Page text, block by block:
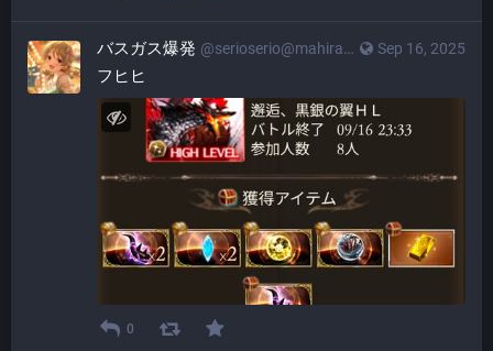
Sep 16, 2025
バスガス爆発 @serioserio@mahiradon.com
フヒヒ
0